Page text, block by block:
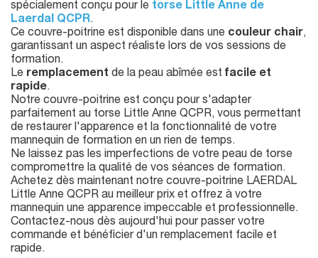
spécialement conçu pour le torse Little Anne de
Laerdal QCPR.
Ce couvre-poitrine est disponible dans une couleur chair,
garantissant un aspect réaliste lors de vos sessions de
formation.
Le remplacement de la peau abîmée est facile et
rapide.
Notre couvre-poitrine est conçu pour s'adapter
parfaitement au torse Little Anne QCPR, vous permettant
de restaurer l'apparence et la fonctionnalité de votre
mannequin de formation en un rien de temps.
Ne laissez pas les imperfections de votre peau de torse
compromettre la qualité de vos séances de formation.
Achetez dès maintenant notre couvre-poitrine LAERDAL
Little Anne QCPR au meilleur prix et offrez à votre
mannequin une apparence impeccable et professionnelle.
Contactez-nous dès aujourd'hui pour passer votre
commande et bénéficier d'un remplacement facile et
rapide.